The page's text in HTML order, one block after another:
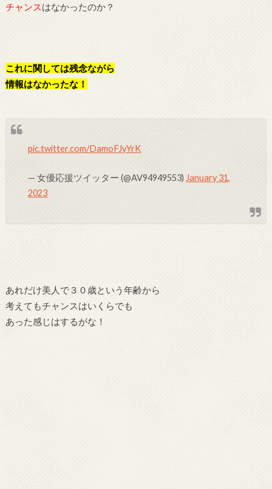
チャンスはなかったのか？
これに関しては残念ながら
情報はなかったな！
pic.twitter.com/DamoFJyYrK
— 女優応援ツイッター (@AV94949553) January 31,
2023
あれだけ美人で３０歳という年齢から
考えてもチャンスはいくらでも
あった感じはするがな！